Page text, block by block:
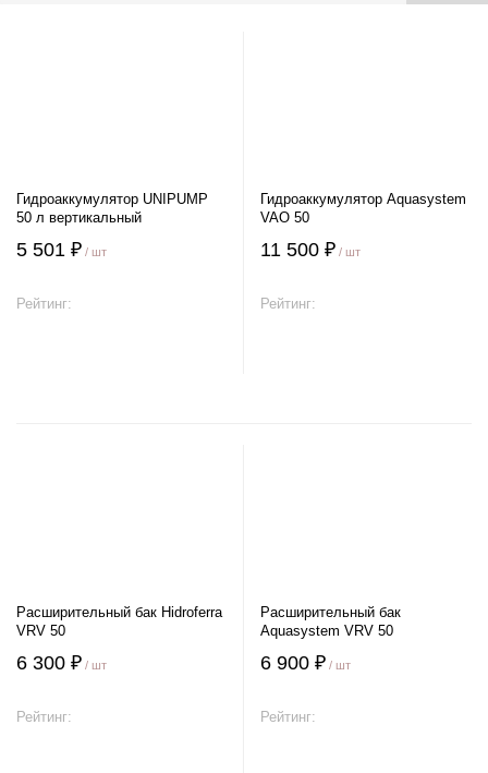
Гидроаккумулятор UNIPUMP
50 л вертикальный
5 501 ₽ / шт
Рейтинг:
Гидроаккумулятор Aquasystem
VAO 50
11 500 ₽ / шт
Рейтинг:
Расширительный бак Hidroferra
VRV 50
6 300 ₽ / шт
Рейтинг:
Расширительный бак
Aquasystem VRV 50
6 900 ₽ / шт
Рейтинг: